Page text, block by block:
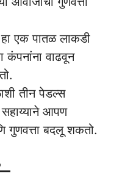
हा एक पातळ लाकडी
कंपनांना वाढवून
तीन पेडल्स
आपण
गुणवत्ता बदलू शकतो.
–